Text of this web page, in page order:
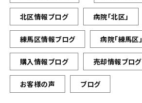
北区情報ブログ 病院「北区」
練馬区情報ブログ 病院「練馬区」
購入情報ブログ 売却情報ブログ
お客様の声 ブログ